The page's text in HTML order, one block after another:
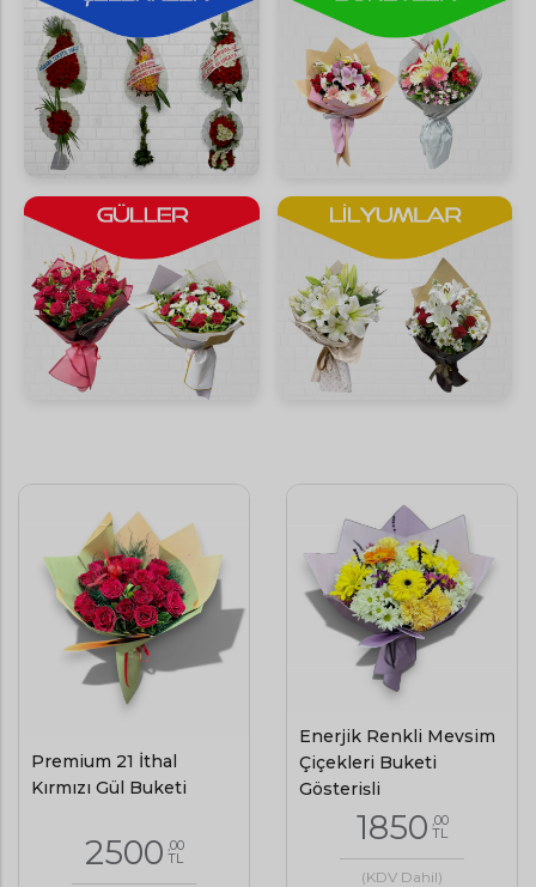
Premium 21 İthal
Kırmızı Gül Buketi
2500 ,00
TL
Enerjik Renkli Mevsim
Çiçekleri Buketi
Gösterişli
1850 ,00
TL
(KDV Dahil)